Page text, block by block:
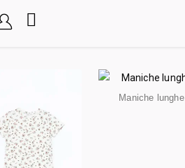
Maniche lunghe